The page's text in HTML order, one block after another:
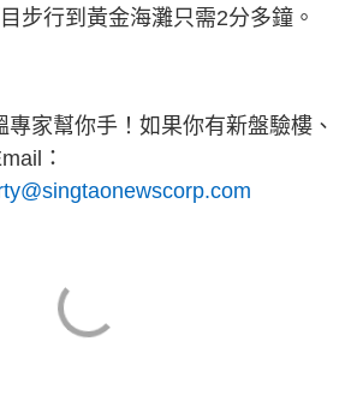
步行到黃金海灘只需2分多鐘。
專家幫你手！如果你有新盤驗樓、
：